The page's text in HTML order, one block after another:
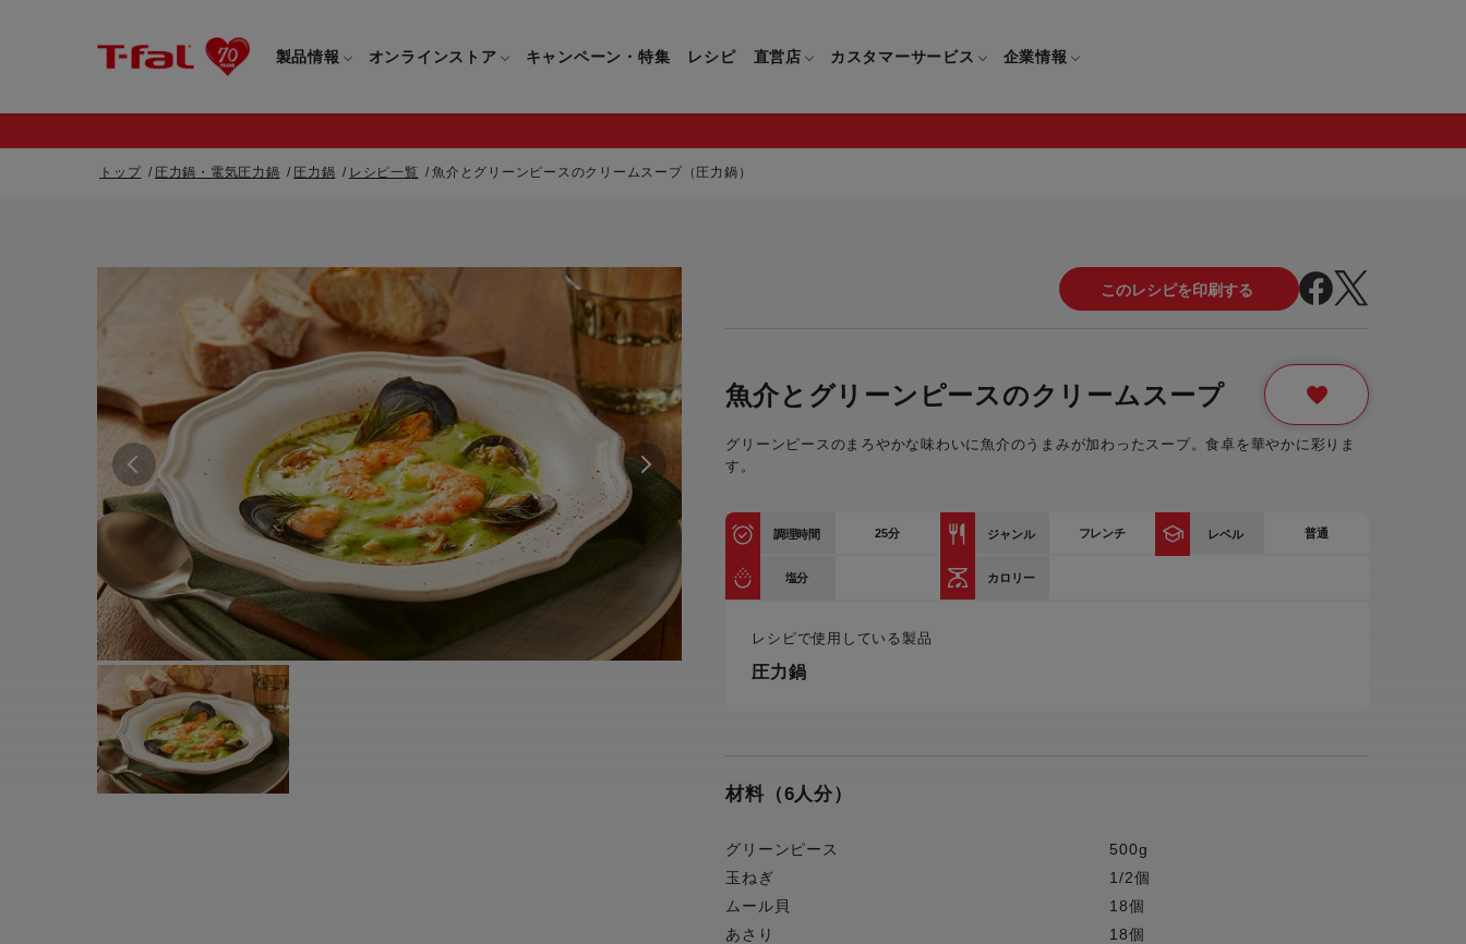
製品情報
すべてのフライパン・鍋
取っ手つきフライパン・鍋
取っ手のとれるフライパン・鍋
電気ケトル
すべての電気ケトル
圧力鍋・電気圧力鍋
すべての圧力鍋・電気圧力鍋
すべてのキッチン用品
キッチンナイフ(包丁)
保存容器
ドリンクウェア
キッチンツール
カトラリー
炊飯器
すべての炊飯器
衣類スチーマーアイロン兼用タイプ
衣類スチーマー専用タイプ(1way)
ハンドブレンダー
フードプロセッサー
トースター
オンラインストア
すべてのフライパン・鍋一覧
取っ手つきフライパン・鍋一覧
取っ手のとれるフライパン・鍋一覧
電気ケトル一覧
すべての電気ケトル一覧
圧力鍋・電気圧力鍋一覧
すべての圧力鍋・電気圧力鍋一覧
圧力鍋一覧
電気圧力鍋一覧
すべてのキッチン用品一覧
キッチンナイフ(包丁)一覧
マルチみじん切り器一覧
保存容器一覧
ドリンクウェア一覧
キッチンツール一覧
カトラリー一覧
炊飯器一覧
すべての炊飯器一覧
衣類スチーマー専用タイプ(1way)一
ハンドブレンダー一覧
フードプロセッサー一覧
すべての生活家電一覧
ギフト・プレゼント特集
ピックアップ
キャンペーン・特集 レシピ 直営店
直営店限定製品一覧
カスタマーサービス
重要なお知らせ 製品についてのよくあるご質問
ご購入についてのよくあるご質問
ティファール会員に関するよくある
ご質問
保証について
部品注文について
企業情報
ティファールについて
ティファールの歴史
CM・ブランド動画
グループセブジャパン
カスタマーハラスメント
について
トップ 圧力鍋・電気圧力鍋 圧力鍋 レシピ一覧 魚介とグリーンピースのクリームスープ（圧力鍋）
魚介とグリーンピースのクリームスープ
グリーンピースのまろやかな味わいに魚介のうまみが加わったスープ。食卓を華やかに彩りま
す。
調理時間 25分 ジャンル フレンチ レベル 普通
塩分 カロリー
レシピで使用している製品
圧力鍋
材料（6人分）
グリーンピース
500g
玉ねぎ
1/2個
ムール貝
18個
あさり
18個